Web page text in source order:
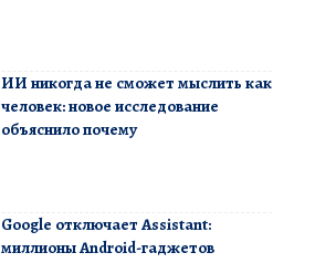
ИИ никогда не сможет мыслить как
человек: новое исследование
объяснило почему
Google отключает Assistant:
миллионы Android-гаджетов